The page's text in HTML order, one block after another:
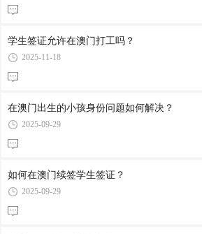
学生签证允许在澳门打工吗？
2025-11-18
在澳门出生的小孩身份问题如何解决？
2025-09-29
如何在澳门续签学生签证？
2025-09-29